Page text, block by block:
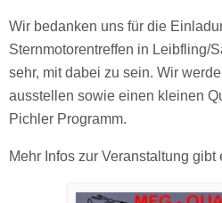
Wir bedanken uns für die
Sternmotorentreffen in Leibfling/
sehr, mit dabei zu sein. Wir
ausstellen sowie einen kleinen
Pichler Programm.
Mehr Infos zur Veranstaltung gibt